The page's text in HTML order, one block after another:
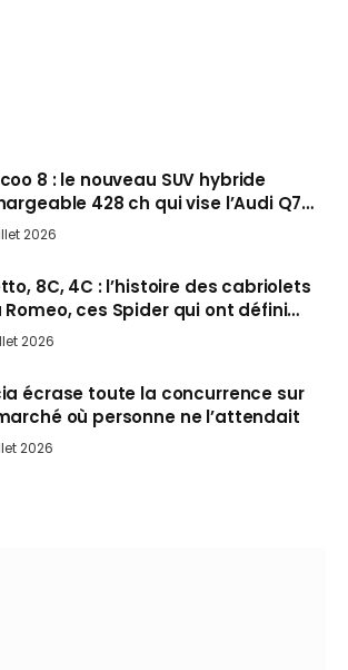
8 : le nouveau SUV hybride
428 ch qui vise l’Audi Q7
en Europe cet automne
2026
8C, 4C : l’histoire des cabriolets
Romeo, ces Spider qui ont défini
de rouler cheveux au vent
2026
écrase toute la concurrence sur
où personne ne l’attendait
2026